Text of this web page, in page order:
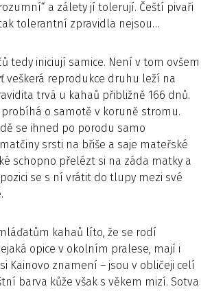
a zálety jí tolerují. Čeští pivaři
tolerantní zpravidla nejsou…
tedy iniciují samice. Není v tom ovšem
veškerá reprodukce druhu leží na
trvá u kahaů přibližně 166 dnů.
probíhá o samotě v koruně stromu.
se ihned po porodu samo
srsti na břiše a saje mateřské
schopno přelézt si na záda matky a
se s ní vrátit do tlupy mezi své
kahaů líto, že se rodí
opice v okolním pralese, mají i
Kainovo znamení – jsou v obličeji celí
barva kůže však s věkem mizí. Sotva